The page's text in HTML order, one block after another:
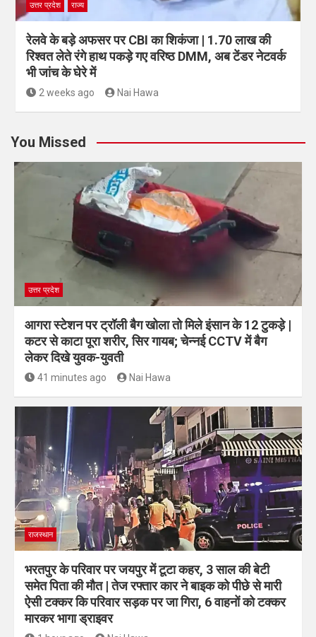
उत्तर प्रदेश राज्य
रेलवे के बड़े अफसर पर CBI का शिकंजा | 1.70 लाख की
रिश्वत लेते रंगे हाथ पकड़े गए वरिष्ठ DMM, अब टेंडर नेटवर्क
भी जांच के घेरे में
2 weeks ago Nai Hawa
You Missed
उत्तर प्रदेश
आगरा स्टेशन पर ट्रॉली बैग खोला तो मिले इंसान के 12 टुकड़े |
कटर से काटा पूरा शरीर, सिर गायब; चेन्नई CCTV में बैग
लेकर दिखे युवक-युवती
41 minutes ago Nai Hawa
राजस्थान
भरतपुर के परिवार पर जयपुर में टूटा कहर, 3 साल की बेटी
समेत पिता की मौत | तेज रफ्तार कार ने बाइक को पीछे से मारी
ऐसी टक्कर कि परिवार सड़क पर जा गिरा, 6 वाहनों को टक्कर
मारकर भागा ड्राइवर